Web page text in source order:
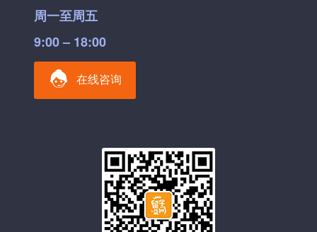
周一至周五
9:00 – 18:00
在线咨询